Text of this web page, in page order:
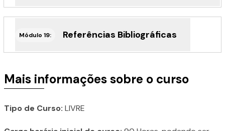
Módulo 19: Referências Bibliográficas
Mais informações sobre o curso
Tipo de Curso: LIVRE